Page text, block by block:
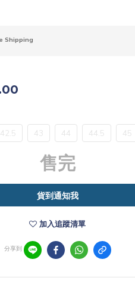
Shipping
42.5 43 44 44.5 45
售完
貨到通知我
加入追蹤清單
分享到